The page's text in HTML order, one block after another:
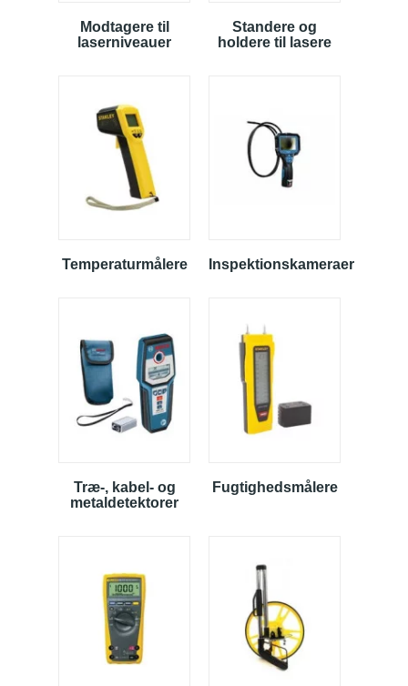
Modtagere til
laserniveauer
Standere og
holdere til lasere
Temperaturmålere Inspektionskameraer
Træ-, kabel- og
metaldetektorer
Fugtighedsmålere